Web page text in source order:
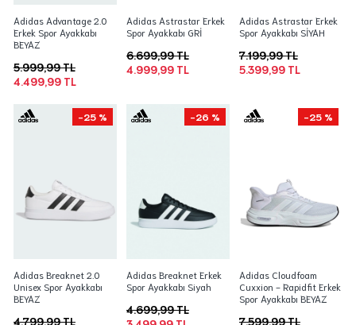
Adidas Advantage 2.0
Erkek Spor Ayakkabı
BEYAZ
4.499,99 TL
5.999,99 TL
Adidas Astrastar Erkek
Spor Ayakkabı GRİ
4.999,99 TL
6.699,99 TL
Adidas Astrastar Erkek
Spor Ayakkabı SİYAH
5.399,99 TL
7.199,99 TL
-25 %
Adidas Breaknet 2.0
Unisex Spor Ayakkabı
BEYAZ
4.799,99 TL
-26 %
Adidas Breaknet Erkek
Spor Ayakkabı Siyah
4.699,99 TL
-25 %
Adidas Cloudfoam
Cuxxion - Rapidfit Erkek
Spor Ayakkabı BEYAZ
7.599,99 TL